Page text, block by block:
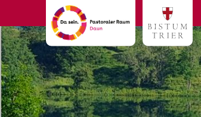
Zum Inhalt springen